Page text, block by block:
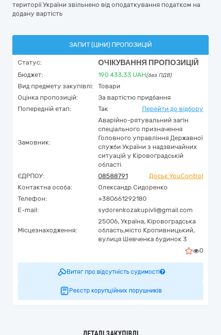
території України звільнено від оподаткування податком на
додану вартість
ЗАПИТ (ЦІНИ) ПРОПОЗИЦІЙ
Статус: ОЧІКУВАННЯ ПРОПОЗИЦІЙ
Бюджет: 190 433,33 UAH(без ПДВ)
Вид предмету закупівлі:
Товари
Оцінка пропозицій:
За вартістю придбання
Попередній етап:
Так Перейти до відбору
Замовник:
Аварійно-рятувальний загін
спеціального призначення
Головного управління Державної
служби України з надзвичайних
ситуацій у Кіровоградській
області
ЄДРПОУ:
08588791
Досьє YouControl
Контактна особа:
Олександр Сидоренко
Телефон:
+380661292180
E-mail:
sydorenkozakupivli@gmail.com
Місцезнаходження:
25006, Україна, Кіровоградська
область,місто Кропивницький,
вулиця Шевченка будинок 3
0
Витяг про відсутність судимості
Реєстр корупційних порушників